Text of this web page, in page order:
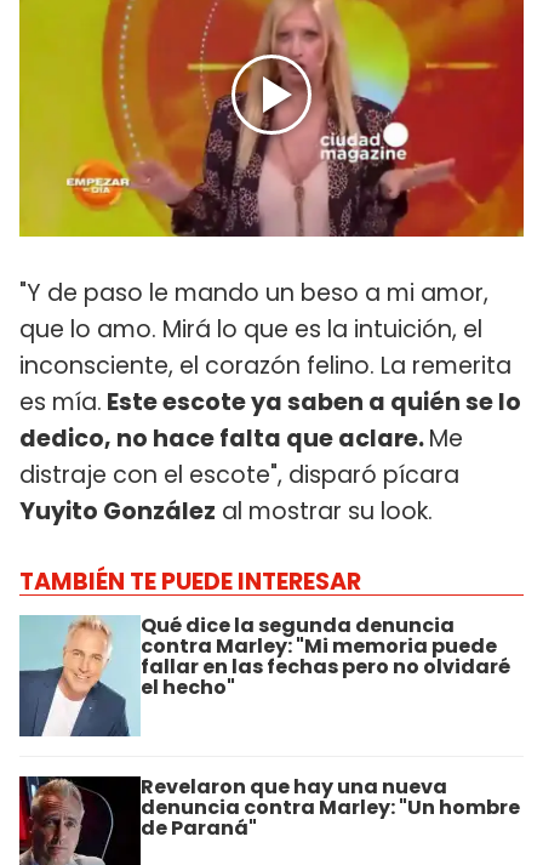
"Y de paso le mando un beso a mi amor,
que lo amo. Mirá lo que es la intuición, el
inconsciente, el corazón felino. La remerita
es mía. Este escote ya saben a quién se lo
dedico, no hace falta que aclare.Me
distraje con el escote", disparó pícara
Yuyito González al mostrar su look.
TAMBIÉN TE PUEDE INTERESAR
Qué dice la segunda denuncia
contra Marley: "Mi memoria puede
fallar en las fechas pero no olvidaré
el hecho"
Revelaron que hay una nueva
denuncia contra Marley: "Un hombre
de Paraná"